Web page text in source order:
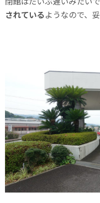
されているようなので、